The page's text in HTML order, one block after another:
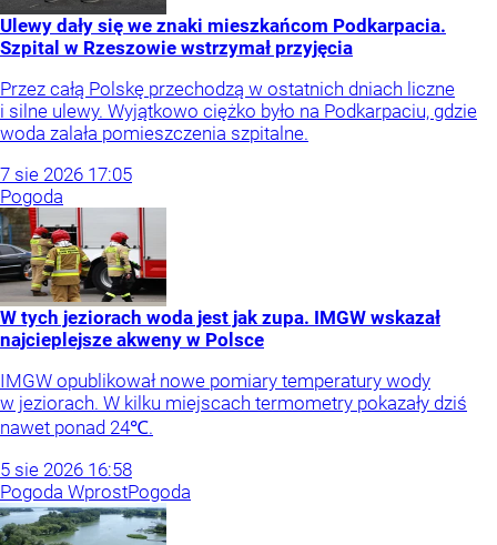
Ulewy dały się we znaki mieszkańcom Podkarpacia.
Szpital w Rzeszowie wstrzymał przyjęcia
Przez całą Polskę przechodzą w ostatnich dniach liczne
i silne ulewy. Wyjątkowo ciężko było na Podkarpaciu, gdzie
woda zalała pomieszczenia szpitalne.
7 sie 2026 17:05
Pogoda
W tych jeziorach woda jest jak zupa. IMGW wskazał
najcieplejsze akweny w Polsce
IMGW opublikował nowe pomiary temperatury wody
w jeziorach. W kilku miejscach termometry pokazały dziś
nawet ponad 24℃.
5 sie 2026 16:58
Pogoda WprostPogoda